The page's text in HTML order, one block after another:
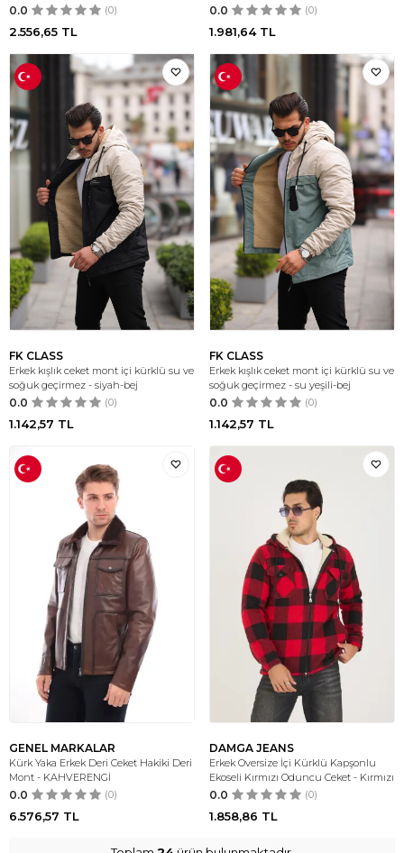
0.0 (0)
2.556,65 TL
0.0 (0)
1.981,64TL
FK CLASS
Erkek kışlık ceket mont içi kürklü su ve
soğuk geçirmez - siyah-bej
0.0 (0)
1.142,57 TL
FK CLASS
Erkek kışlık ceket mont içi kürklü su ve
soğuk geçirmez - su yeşili-bej
0.0 (0)
1.142,57 TL
GENEL MARKALAR
Kürk Yaka Erkek Deri Ceket Hakiki Deri
Mont - KAHVERENGİ
0.0 (0)
6.576,57 TL
DAMGA JEANS
Erkek Oversize İçi Kürklü Kapşonlu
Ekoseli Kırmızı Oduncu Ceket - Kırmızı
0.0 (0)
1.858,86 TL